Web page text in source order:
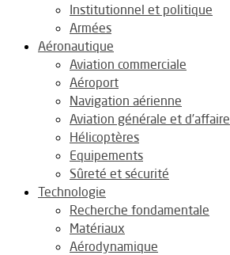
Institutionnel et politique
Armées
Aéronautique
Aviation commerciale
Aéroport
Navigation aérienne
Aviation générale et d’affaire
Hélicoptères
Equipements
Sûreté et sécurité
Technologie
Recherche fondamentale
Matériaux
Aérodynamique